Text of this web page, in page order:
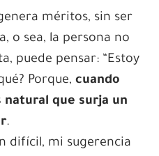
méritos, sin ser
o sea, la persona no
puede pensar: “Estoy
Porque, cuando
que surja un
.
difícil, mi sugerencia